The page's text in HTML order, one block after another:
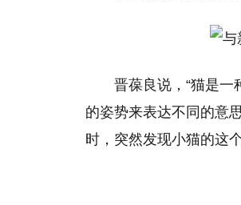
晋葆良说，“猫是
的姿势来表达不同的意
时，突然发现小猫的这